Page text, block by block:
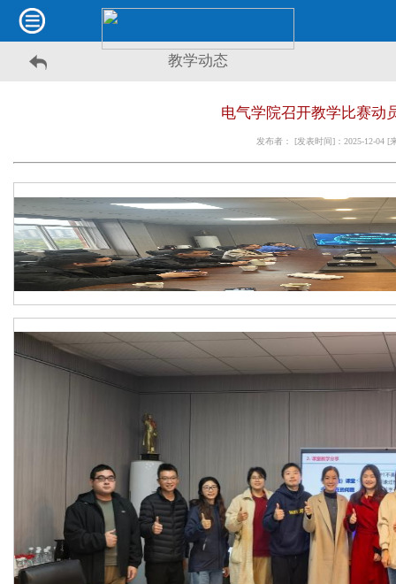
教学动态
电气学院召开教学比赛动
发布者： [发表时间]：2025-12-04